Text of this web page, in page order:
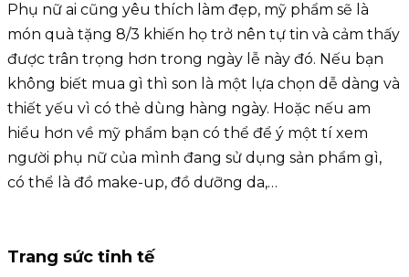
Phụ nữ ai cũng yêu thích làm đẹp, mỹ phẩm sẽ là
món quà tặng 8/3 khiến họ trở nên tự tin và cảm thấy
được trân trọng hơn trong ngày lễ này đó. Nếu bạn
không biết mua gì thì son là một lựa chọn dễ dàng và
thiết yếu vì có thẻ dùng hàng ngày. Hoặc nếu am
hiểu hơn về mỹ phẩm bạn có thể để ý một tí xem
người phụ nữ của mình đang sử dụng sản phẩm gì,
có thể là đồ make-up, đồ dưỡng da,…
Trang sức tinh tế